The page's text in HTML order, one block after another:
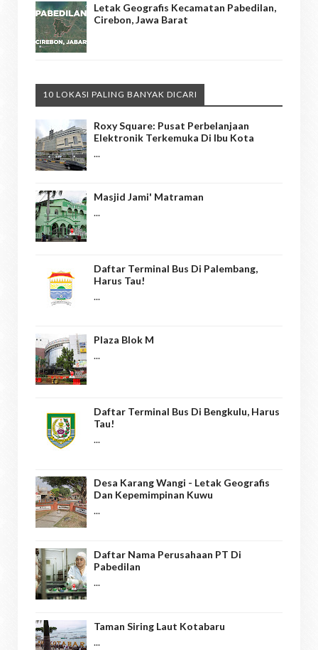
Letak Geografis Kecamatan Pabedilan,
Cirebon, Jawa Barat
10 LOKASI PALING BANYAK DICARI
Roxy Square: Pusat Perbelanjaan
Elektronik Terkemuka Di Ibu Kota
...
Masjid Jami' Matraman
...
Daftar Terminal Bus Di Palembang,
Harus Tau!
...
Plaza Blok M
...
Daftar Terminal Bus Di Bengkulu, Harus
Tau!
...
Desa Karang Wangi - Letak Geografis
Dan Kepemimpinan Kuwu
...
Daftar Nama Perusahaan PT Di
Pabedilan
...
Taman Siring Laut Kotabaru
...